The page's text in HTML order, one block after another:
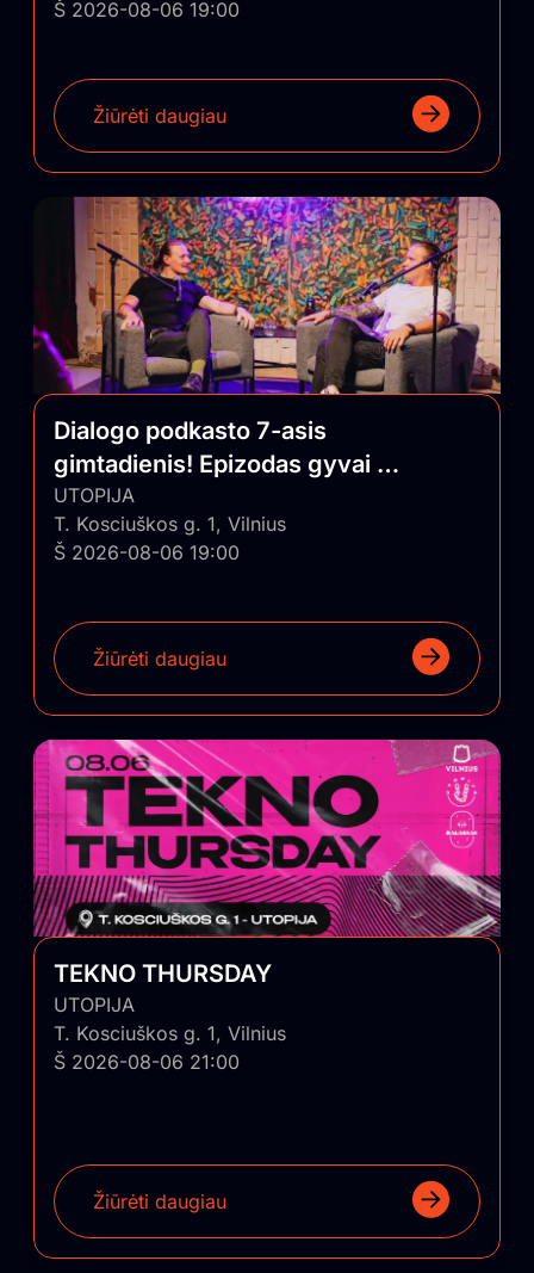
Š 2026-08-06 19:00
Žiūrėti daugiau
Dialogo podkasto 7-asis
gimtadienis! Epizodas gyvai su
auditorija
UTOPIJA
T. Kosciuškos g. 1, Vilnius
Š 2026-08-06 19:00
Žiūrėti daugiau
TEKNO THURSDAY
UTOPIJA
T. Kosciuškos g. 1, Vilnius
Š 2026-08-06 21:00
Žiūrėti daugiau